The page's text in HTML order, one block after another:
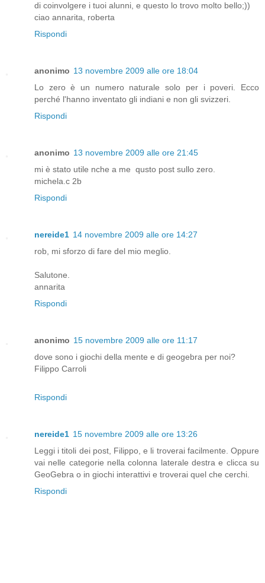
di coinvolgere i tuoi alunni, e questo lo trovo molto bello;))
ciao annarita, roberta
Rispondi
anonimo 13 novembre 2009 alle ore 18:04
Lo zero è un numero naturale solo per i poveri. Ecco
perché l'hanno inventato gli indiani e non gli svizzeri.
Rispondi
anonimo 13 novembre 2009 alle ore 21:45
mi è stato utile nche a me qusto post sullo zero.
michela.c 2b
Rispondi
nereide1 14 novembre 2009 alle ore 14:27
rob, mi sforzo di fare del mio meglio.
Salutone.
annarita
Rispondi
anonimo 15 novembre 2009 alle ore 11:17
dove sono i giochi della mente e di geogebra per noi?
Filippo Carroli
Rispondi
nereide1 15 novembre 2009 alle ore 13:26
Leggi i titoli dei post, Filippo, e li troverai facilmente. Oppure
vai nelle categorie nella colonna laterale destra e clicca su
GeoGebra o in giochi interattivi e troverai quel che cerchi.
Rispondi